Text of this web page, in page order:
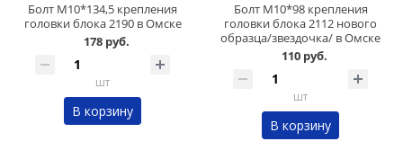
Болт М10*134,5 крепления
головки блока 2190 в Омске
178 руб.
шт
В корзину
Болт М10*98 крепления
головки блока 2112 нового
образца/звездочка/ в Омске
110 руб.
шт
В корзину